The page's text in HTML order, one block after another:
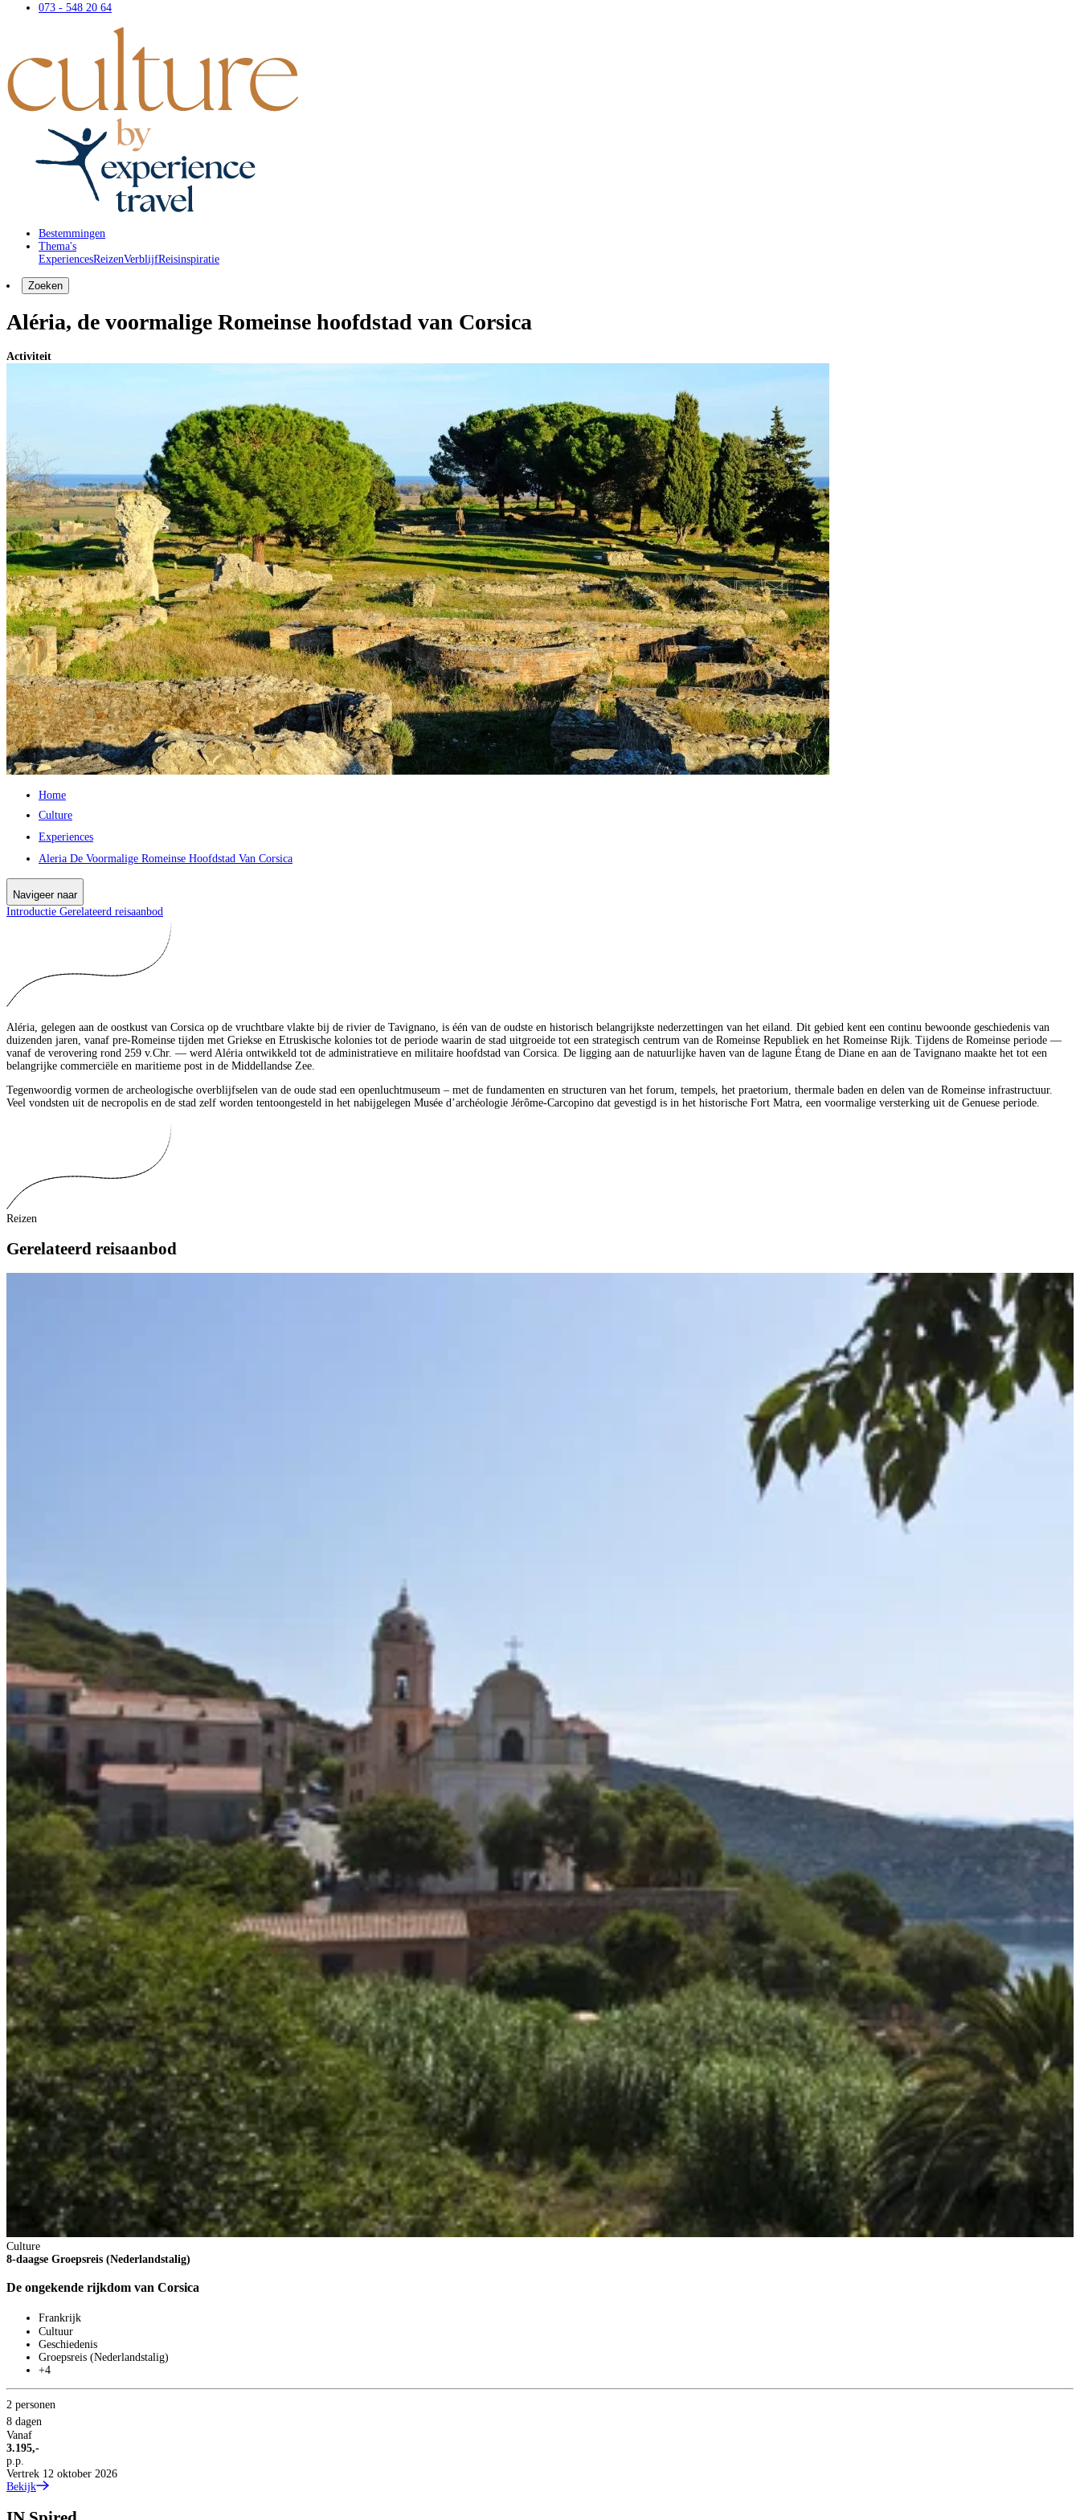
073 - 548 20 64
Bestemmingen
Thema's
ExperiencesReizenVerblijfReisinspiratie
Zoeken
Aléria, de voormalige Romeinse hoofdstad van Corsica
Activiteit
Home
Culture
Experiences
Aleria De Voormalige Romeinse Hoofdstad Van Corsica
Navigeer naar
Introductie Gerelateerd reisaanbod
Aléria, gelegen aan de oostkust van Corsica op de vruchtbare vlakte bij de rivier de Tavignano, is één van de oudste en historisch belangrijk­ste nederzettingen van het eiland. Dit gebied kent een continu bewoonde geschiedenis van
duizenden jaren, vanaf pre‑Romeinse tijden met Griekse en Etruskische kolonies tot de periode waarin de stad uitgroeide tot een strategisch centrum van de Romeinse Republiek en het Romeinse Rijk. Tijdens de Romeinse periode —
vanaf de verovering rond 259 v.Chr. — werd Aléria ontwikkeld tot de administratieve en militaire hoofdstad van Corsica. De ligging aan de natuurlijke haven van de lagune Étang de Diane en aan de Tavignano maakte het tot een
belangrijke commerciële en maritieme post in de Middellandse Zee.
Tegenwoordig vormen de archeologische overblijfselen van de oude stad een openluchtmuseum – met de fundamenten en structuren van het forum, tempels, het praetorium, thermale baden en delen van de Romeinse infrastructuur.
Veel vondsten uit de necropolis en de stad zelf worden tentoongesteld in het nabijgelegen Musée d’archéologie Jérôme‑Carcopino dat gevestigd is in het historische Fort Matra, een voormalige versterking uit de Genuese periode.
Reizen
Gerelateerd reisaanbod
Culture
8-daagse Groepsreis (Nederlandstalig)
De ongekende rijkdom van Corsica
Frankrijk
Cultuur
Geschiedenis
Groepsreis (Nederlandstalig)
+4
2 personen
8 dagen
Vanaf
3.195,-
p.p.
Vertrek 12 oktober 2026
Bekijk